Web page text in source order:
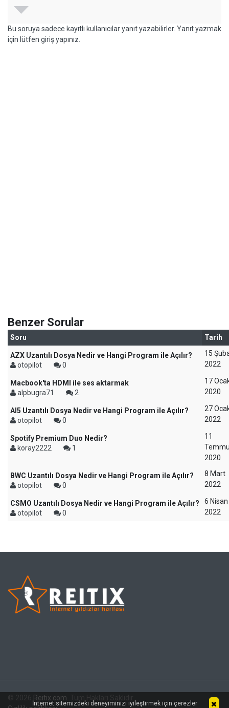
Bu soruya sadece kayıtlı kullanıcılar yanıt yazabilirler. Yanıt yazmak
için lütfen giriş yapınız.
Benzer Sorular
Soru Tarih
AZX Uzantılı Dosya Nedir ve Hangi Program ile Açılır?
otopilot
0
15
2022
Macbook'ta HDMI ile ses aktarmak
alpbugra71
2
17
2020
AI5 Uzantılı Dosya Nedir ve Hangi Program ile Açılır?
otopilot
0
27
2022
Spotify Premium Duo Nedir?
koray2222
1
11
2020
BWC Uzantılı Dosya Nedir ve Hangi Program ile Açılır?
otopilot
0
8 Mart
2022
CSMO Uzantılı Dosya Nedir ve Hangi Program ile Açılır?
otopilot
0
6 Nisan
2022
Reitix.com
İnternet sitemizdeki deneyiminizi iyileştirmek için çerezler